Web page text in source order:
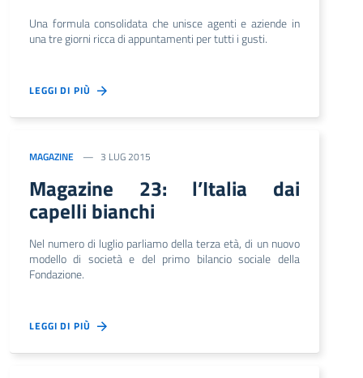
Una formula consolidata che unisce agenti e aziende in
una tre giorni ricca di appuntamenti per tutti i gusti.
LEGGI DI PIÙ
MAGAZINE 3 LUG 2015
Magazine 23: l’Italia dai
capelli bianchi
Nel numero di luglio parliamo della terza età, di un nuovo
modello di società e del primo bilancio sociale della
Fondazione.
LEGGI DI PIÙ